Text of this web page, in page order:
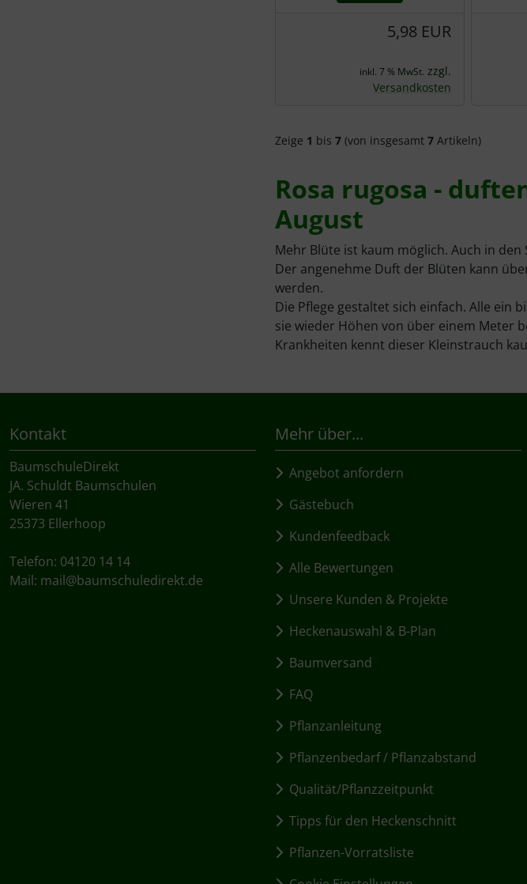
5,98 EUR
inkl. 7 % MwSt. zzgl.
Versandkosten
Zeige 1 bis 7 (von insgesamt 7 Artikeln)
Rosa rugosa -
August
Mehr Blüte ist kaum möglich. Auch in
Der angenehme Duft der Blüten kann
werden.
Die Pflege gestaltet sich einfach. Alle ein
sie wieder Höhen von über einem Meter
Krankheiten kennt dieser Kleinstrauch
Kontakt
BaumschuleDirekt
JA. Schuldt Baumschulen
Wieren 41
25373 Ellerhoop
Telefon: 04120 14 14
Mail: mail@baumschuledirekt.de
Mehr über...
Angebot anfordern
Gästebuch
Kundenfeedback
Alle Bewertungen
Unsere Kunden & Projekte
Heckenauswahl & B-Plan
Baumversand
FAQ
Pflanzanleitung
Pflanzenbedarf / Pflanzabstand
Qualität/Pflanzzeitpunkt
Tipps für den Heckenschnitt
Pflanzen-Vorratsliste